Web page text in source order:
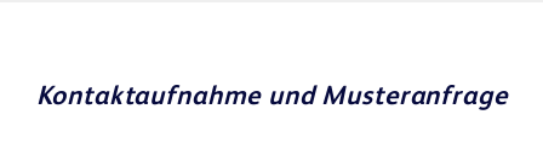
Kontaktaufnahme und Musteranfrage